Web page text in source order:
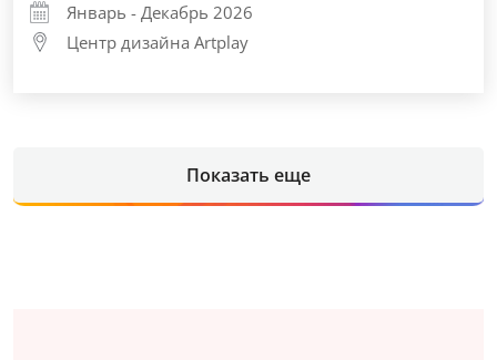
Январь - Декабрь 2026
Центр дизайна Artplay
Показать еще